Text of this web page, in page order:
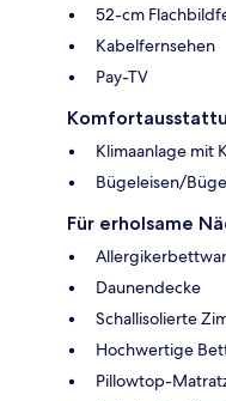
52-cm
Kabelfernsehen
Pay-TV
Klimaanlage mit
Bügeleisen/
Für erholsame
Daunendecke
Schallisolierte
Hochwertige
Pillowtop-